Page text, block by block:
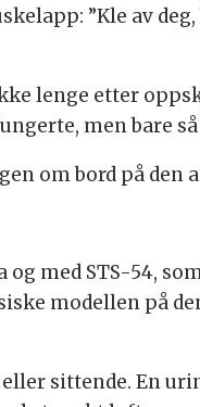
”Kle av
lenge etter
men bare
om bord på den
med STS-54,
modellen på
sittende. En